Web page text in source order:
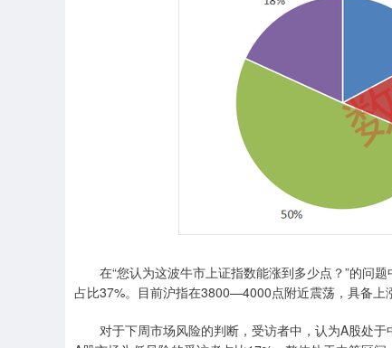
在“您认为这波牛市上证指数能涨到多少点？”的问题
占比37%。目前沪指在3800—4000点附近震荡，具备上
对于下周市场风险的判断，受访者中，认为A股处于